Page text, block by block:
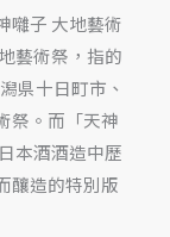
囃子 大地藝術
藝術祭，指的
県十日町市、
祭。而「天神
本酒酒造中歷
釀造的特別版